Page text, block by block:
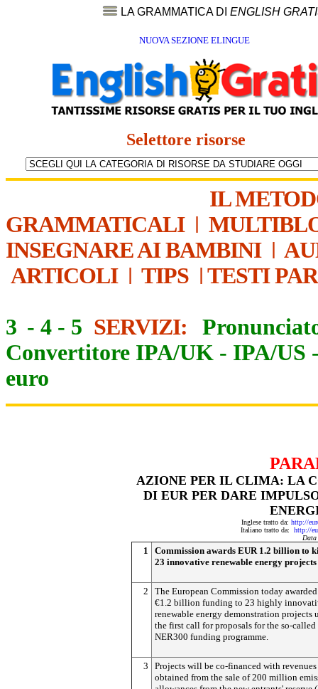
LA GRAMMATICA DI ENGLISH
NUOVA SEZIONE ELINGUE
Selettore risorse
IL
GRAMMATICALI|
INSEGNARE AI BAMBINI|
ARTICOLI| TIPS | TESTI
3 - 4 - 5 SERVIZI:
Convertitore IPA/UK - IPA/US
euro
AZIONE PER IL CLIMA: LA
DI EUR PER DARE
Inglese tratto da: http://
Italiano tratto da: http://
Data
1
Commission awards EUR 1.2 billion to
23 innovative renewable energy projects
2
The European Commission today
€1.2 billion funding to 23 highly
renewable energy demonstration projects
the first call for proposals for the so-called
NER300 funding programme.
3
Projects will be co-financed with revenues
obtained from the sale of 200 million